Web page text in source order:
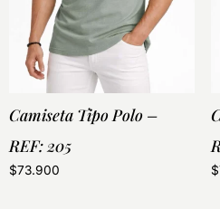
Camiseta Tipo Polo –
REF: 205
$73.900 $